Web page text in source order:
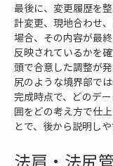
最後に、変更履歴を
計変更、現地合わせ
場合、その内容が最
反映されているかを
頭で合意した調整が
尻のような境界部で
完成時点で、どのデ
囲をどの考え方で仕
とで、後から説明しや